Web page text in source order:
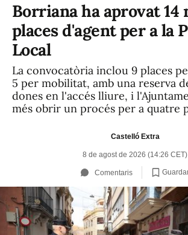
Borriana ha aprovat 14
places d'agent per a la
Local
La convocatòria inclou 9 places
5 per mobilitat, amb una reserva
dones en l'accés lliure, i
més obrir un procés per a quatre
Castelló Extra
8 de agost de 2026 (14:26 CET)
Comentaris